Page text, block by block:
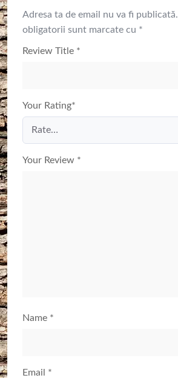
Adresa ta de email nu va fi publicată.
obligatorii sunt marcate cu *
Review Title *
Your Rating*
Your Review *
Name *
Email *